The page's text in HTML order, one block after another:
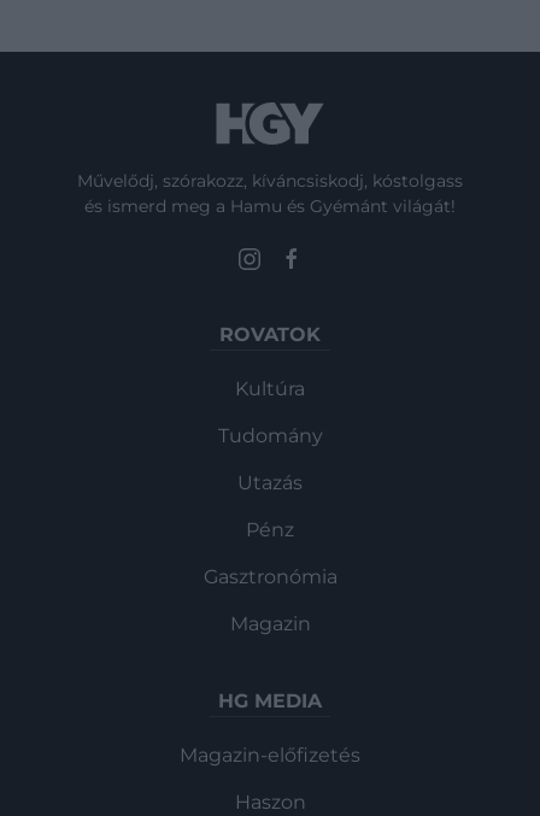
Művelődj, szórakozz, kíváncsiskodj, kóstolgass
és ismerd meg a Hamu és Gyémánt világát!
ROVATOK
Kultúra
Tudomány
Utazás
Pénz
Gasztronómia
Magazin
HG MEDIA
Magazin-előfizetés
Haszon